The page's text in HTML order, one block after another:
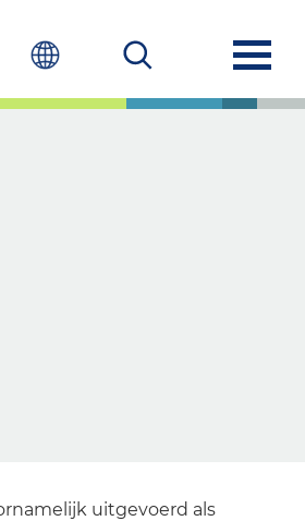
uitgevoerd als